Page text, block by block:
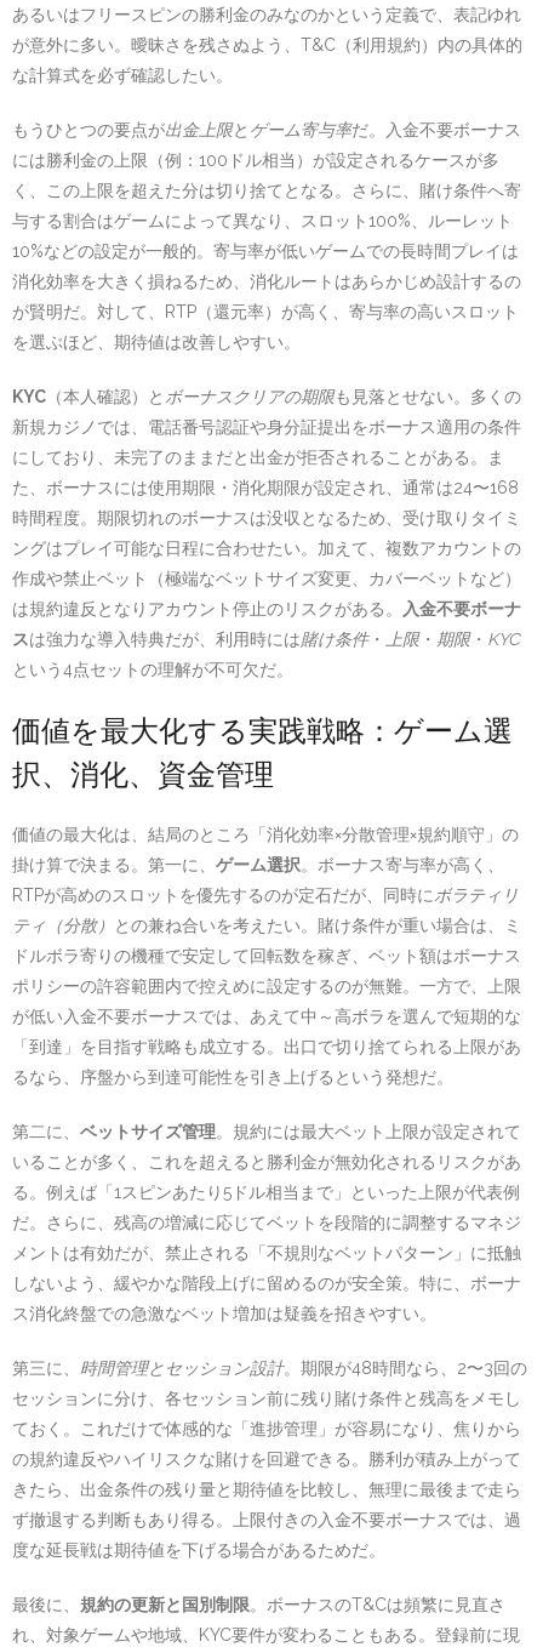
あるいはフリースピンの勝利金のみなのかという定義で、表記ゆれ
が意外に多い。曖昧さを残さぬよう、T&C（利用規約）内の具体的
な計算式を必ず確認したい。
もうひとつの要点が出金上限と ゲーム寄与率だ。入金不要ボーナス
には勝利金の上限（例：100ドル相当）が設定されるケースが多
く、この上限を超えた分は切り捨てとなる。さらに、賭け条件へ寄
与する割合はゲームによって異なり、スロット100%、ルーレット
10%などの設定が一般的。寄与率が低いゲームでの長時間プレイは
消化効率を大きく損ねるため、消化ルートはあらかじめ設計するの
が賢明だ。対して、RTP（還元率）が高く、寄与率の高いスロット
を選ぶほど、期待値は改善しやすい。
KYC （本人確認）と ボーナスクリアの期限も見落とせない。多くの
新規カジノでは、電話番号認証や身分証提出をボーナス適用の条件
にしており、未完了のままだと出金が拒否されることがある。ま
た、ボーナスには使用期限・消化期限が設定され、通常は24〜168
時間程度。期限切れのボーナスは没収となるため、受け取りタイミ
ングはプレイ可能な日程に合わせたい。加えて、複数アカウントの
作成や禁止ベット（極端なベットサイズ変更、カバーベットなど）
は規約違反となりアカウント停止のリスクがある。
入金不要ボーナ
スは強力な導入特典だが、利用時には賭け条件・ 上限・ 期限・ KYC
という4点セットの理解が不可欠だ。
価値を最大化する実践戦略：ゲーム選
択、消化、資金管理
価値の最大化は、結局のところ「消化効率×分散管理×規約順守」の
掛け算で決まる。第一に、 ゲーム選択。ボーナス寄与率が高く、
RTPが高めのスロットを優先するのが定石だが、同時にボラティリ
ティ（分散）
との兼ね合いを考えたい。賭け条件が重い場合は、ミ
ドルボラ寄りの機種で安定して回転数を稼ぎ、ベット額はボーナス
ポリシーの許容範囲内で控えめに設定するのが無難。一方で、上限
が低い入金不要ボーナスでは、あえて中～高ボラを選んで短期的な
「到達」を目指す戦略も成立する。出口で切り捨てられる上限があ
るなら、序盤から到達可能性を引き上げるという発想だ。
第二に、 ベットサイズ管理。規約には最大ベット上限が設定されて
いることが多く、これを超えると勝利金が無効化されるリスクがあ
る。例えば「1スピンあたり5ドル相当まで」といった上限が代表例
だ。さらに、残高の増減に応じてベットを段階的に調整するマネジ
メントは有効だが、禁止される「不規則なベットパターン」に抵触
しないよう、緩やかな階段上げに留めるのが安全策。特に、ボーナ
ス消化終盤での急激なベット増加は疑義を招きやすい。
第三に、 時間管理とセッション設計。期限が48時間なら、2〜3回の
セッションに分け、各セッション前に残り賭け条件と残高をメモし
ておく。これだけで体感的な「進捗管理」が容易になり、焦りから
の規約違反やハイリスクな賭けを回避できる。勝利が積み上がって
きたら、出金条件の残り量と期待値を比較し、無理に最後まで走ら
ず撤退する判断もあり得る。上限付きの入金不要ボーナスでは、過
度な延長戦は期待値を下げる場合があるためだ。
最後に、 規約の更新と国別制限。ボーナスのT&Cは頻繁に見直さ
れ、対象ゲームや地域、KYC要件が変わることもある。登録前に現